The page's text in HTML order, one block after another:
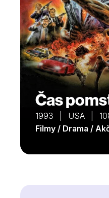
Čas
1993 | USA |
Filmy / Drama /